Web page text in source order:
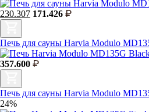
230.307 171.426
Печь для сауны Harvia Modulo
357.600
Печь для сауны Harvia Modulo
24%